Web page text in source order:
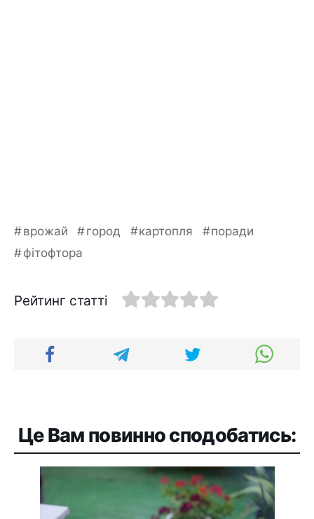
врожай город картопля
поради
фітофтора
Рейтинг статті
Це Вам повинно сподобатись: